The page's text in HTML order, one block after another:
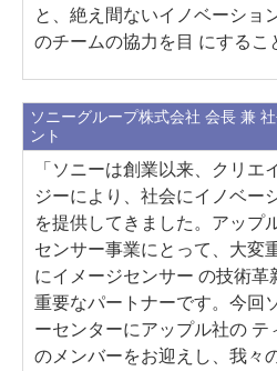
と、絶え間ないイノベーショ
のチームの協力を目 にするこ
ソニーグループ株式会社 会長 兼
ント
「ソニーは創業以来、クリエ
ジーにより、社会にイノベー
を提供してきました。アップ
センサー事業にとって、大変
にイメージセンサー の技術革
重要なパートナーです。今回
ーセンターにアップル社の テ
のメンバーをお迎えし、我々